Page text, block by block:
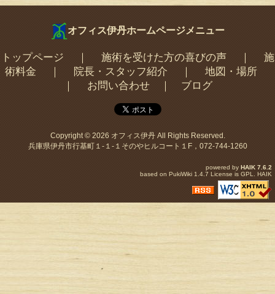
オフィス伊丹ホームページメニュー
トップページ 施術を受けた方の喜びの声｜ 施
術料金
院長・スタッフ紹介
地図・場所
お問い合わせ｜ ブログ
Copyright © 2026 オフィス伊丹All Rights Reserved.
兵庫県伊丹市行基町１-１-１そのやヒルコート１F，072-744-1260
powered by HAIK 7.6.2
based on PukiWiki 1.4.7 License is GPL. HAIK